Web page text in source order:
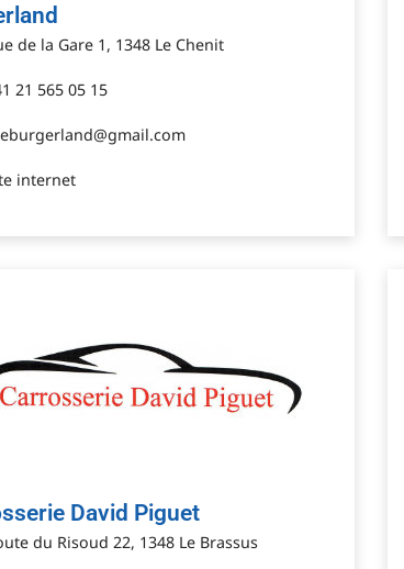
de la Gare 1, 1348 Le Chenit
21 565 05 15
internet
David Piguet
du Risoud 22, 1348 Le Brassus